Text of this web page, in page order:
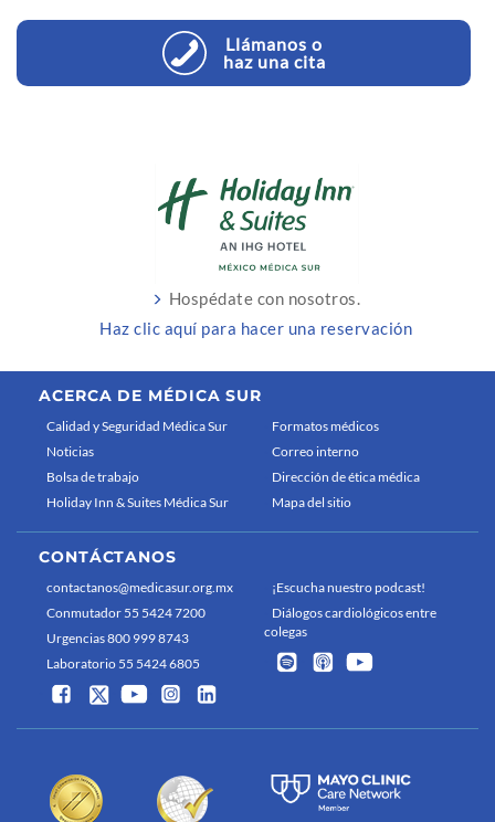
Llámanos o
haz una cita
Hospédate con nosotros.
Haz clic aquí para hacer una reservación
ACERCA DE MÉDICA SUR
Calidad y Seguridad Médica Sur
Noticias
Bolsa de trabajo
Holiday Inn & Suites Médica Sur
Formatos médicos
Correo interno
Dirección de ética médica
Mapa del sitio
CONTÁCTANOS
contactanos@medicasur.org.mx
Conmutador 55 5424 7200
Urgencias 800 999 8743
Laboratorio 55 5424 6805
¡Escucha nuestro podcast!
Diálogos cardiológicos entre
colegas